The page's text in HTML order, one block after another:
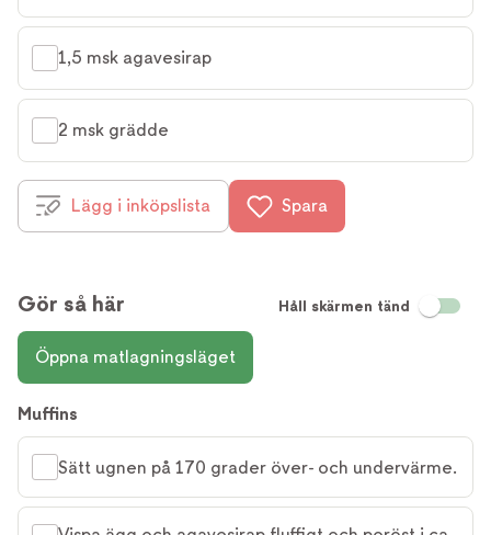
1,5 msk agavesirap
2 msk grädde
Lägg i inköpslista Spara
Gör så här Håll skärmen tänd
Öppna matlagningsläget
Muffins
Sätt ugnen på 170 grader över- och undervärme.